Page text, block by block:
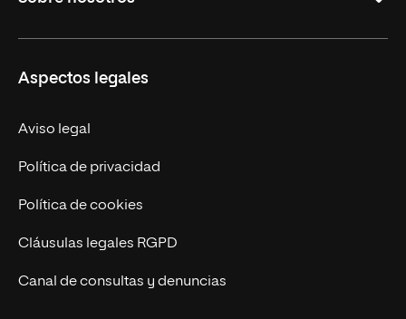
Formación Continua
Trabaja en UNIR
Actualidad
Contáctanos
Aspectos legales
Aviso legal
Política de privacidad
Política de cookies
Cláusulas legales RGPD
Canal de consultas y denuncias